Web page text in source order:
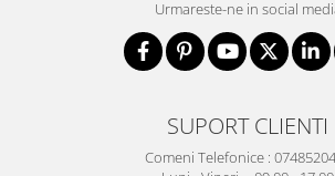
Urmareste-ne in social
SUPORT CLIENTI
Comeni Telefonice :